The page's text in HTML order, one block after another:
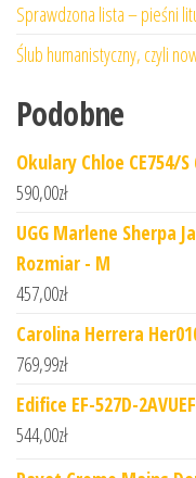
Sprawdzona lista – pieśni
Ślub humanistyczny, czyli
Podobne
Okulary Chloe CE754/S
590,00zł
UGG Marlene Sherpa
Rozmiar - M
457,00zł
Carolina Herrera
769,99zł
Edifice EF-527D-2AVUEF
544,00zł